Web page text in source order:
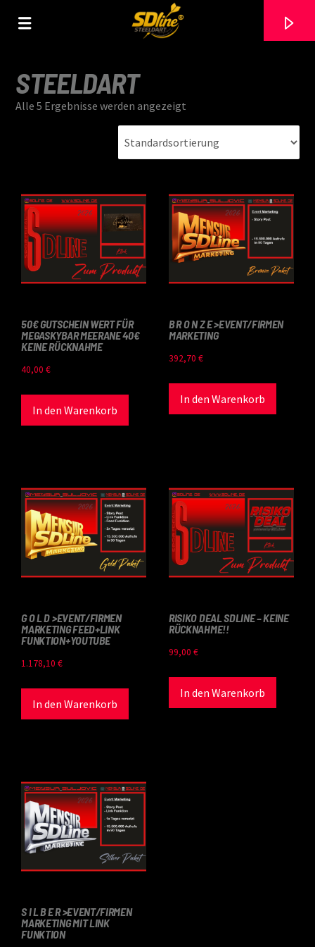
STEELDART
Alle 5 Ergebnisse werden angezeigt
50€ GUTSCHEIN WERT FÜR
MEGASKYBAR MEERANE 40€
KEINE RÜCKNAHME
40,00€
In den Warenkorb
B R O N Z E >EVENT/FIRMEN
MARKETING
392,70€
In den Warenkorb
G O L D >EVENT/FIRMEN
MARKETING FEED+LINK
FUNKTION+YOUTUBE
1.178,10€
In den Warenkorb
RISIKO DEAL SDLINE – KEINE
RÜCKNAHME!!
99,00€
In den Warenkorb
S I L B E R >EVENT/FIRMEN
MARKETING MIT LINK
FUNKTION